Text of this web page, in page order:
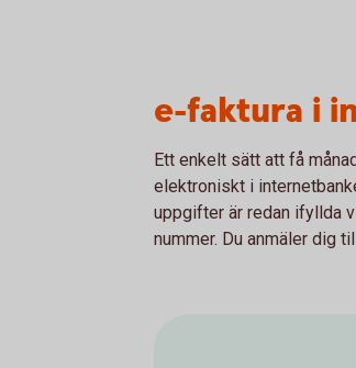
e-faktura i
Ett enkelt sätt att få
elektroniskt i
uppgifter är redan ifyllda
nummer. Du anmäler dig